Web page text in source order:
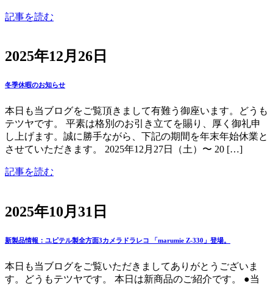
記事を読む
2025年12月26日
冬季休暇のお知らせ
本日も当ブログをご覧頂きまして有難う御座います。どうも
テツヤです。 平素は格別のお引き立てを賜り、厚く御礼申
し上げます。誠に勝手ながら、下記の期間を年末年始休業と
させていただきます。 2025年12月27日（土）〜 20 […]
記事を読む
2025年10月31日
新製品情報：ユピテル製全方面3カメラドラレコ 「marumie Z-330」登場。
本日も当ブログをご覧いただきましてありがとうございま
す。どうもテツヤです。 本日は新商品のご紹介です。 ●当